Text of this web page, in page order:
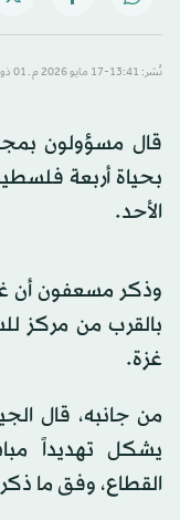
نُشر: 13:41-17 مايو 2026 م ـ 01 ذو الحِجّة 1447 هـ
قال مسؤولون
بحياة أربعة
الأحد.
وذكر مسعفون أن
بالقرب من مركز
غزة.
من جانبه، قال
يشكل تهديداً
القطاع، وفق ما